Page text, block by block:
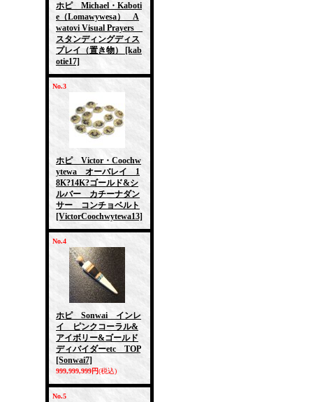
ホピ Michael・Kaboti
e（Lomawywesa） A
watovi Visual Prayers
スタンディングディス
プレイ（置き物）
[kab
otie17]
No.3
ホピ Victor・Coochw
ytewa オーバレイ 1
8K?14K?ゴールド&シ
ルバー カチーナダン
サー コンチョベルト
[VictorCoochwytewa13]
No.4
ホピ Sonwai インレ
イ ピンクコーラル&
アイボリー&ゴールド
ディバイダーetc TOP
[Sonwai7]
999,999,999円(税込)
No.5